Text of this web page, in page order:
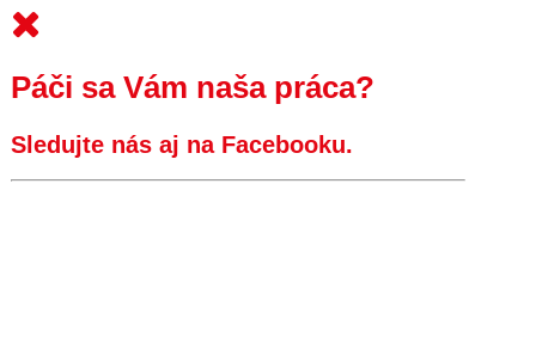
Páči sa Vám naša práca?
Sledujte nás aj na Facebooku.